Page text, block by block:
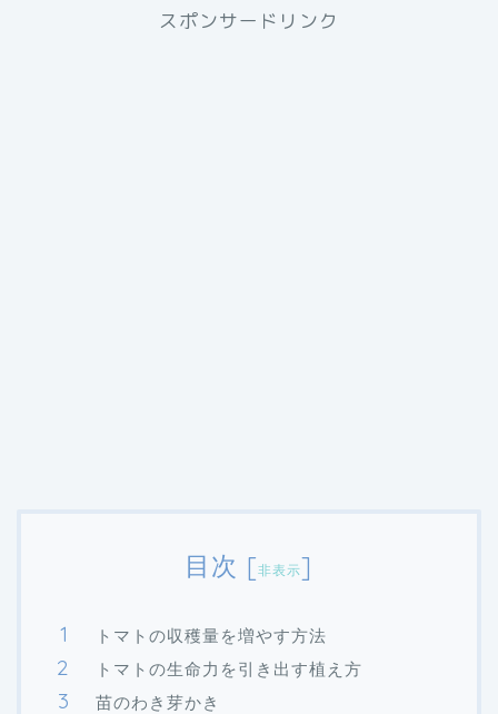
スポンサードリンク
目次 [非表示]
トマトの収穫量を増やす方法
トマトの生命力を引き出す植え方
苗のわき芽かき